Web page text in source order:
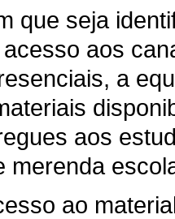
que seja
aos
a
aos
merenda
ao